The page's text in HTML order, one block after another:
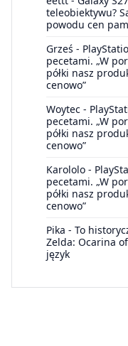
teleobiektywu?
powodu cen
Grześ -
pecetami. „W
półki nasz
cenowo”
Woytec -
pecetami. „W
półki nasz
cenowo”
Karololo -
pecetami. „W
półki nasz
cenowo”
Pika - To
Zelda: Ocarina
język